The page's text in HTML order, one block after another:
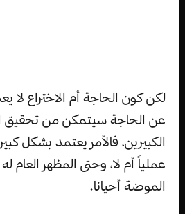
لكن كون الحاجة أم الاختراع لا
عن الحاجة سيتمكن من تحقيق
الكبيرين، فالأمر يعتمد بشكل
عملياً أم لا، وحتى المظهر العام
الموضة أحيانا.